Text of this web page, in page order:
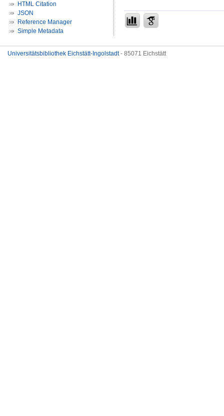
HTML Citation
JSON
Reference Manager
Simple Metadata
Universitätsbibliothek Eichstätt-Ingolstadt- 85071 Eichstätt